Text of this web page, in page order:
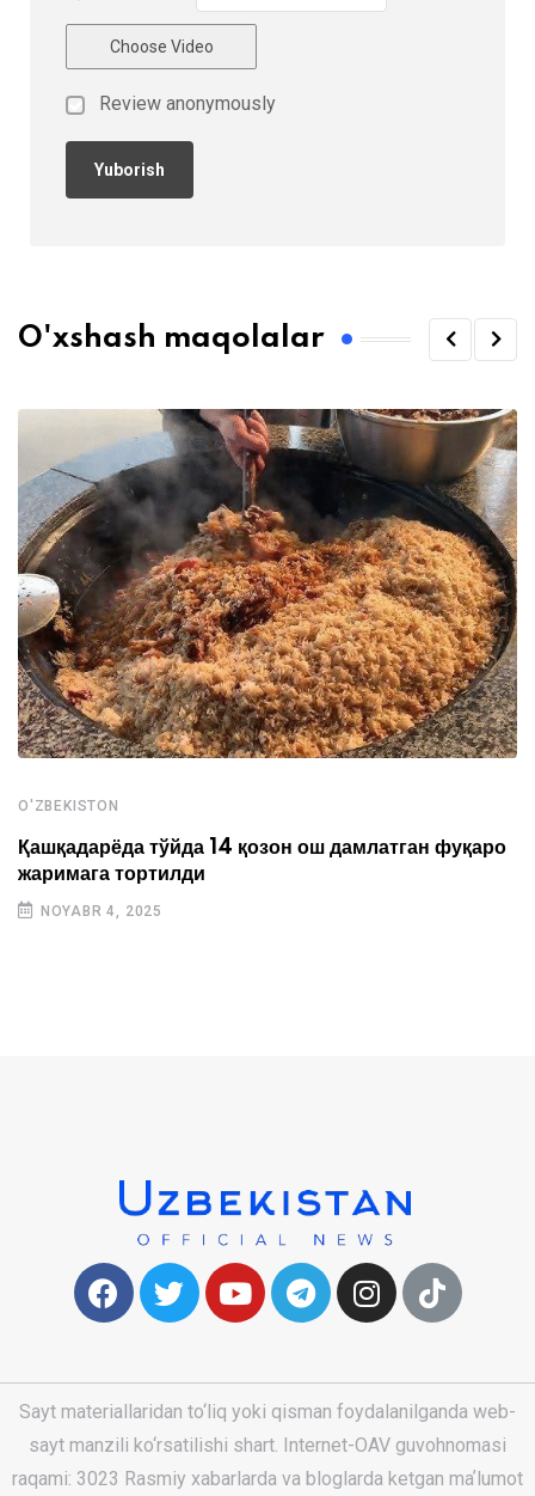
Choose Video
Review anonymously
O'xshash maqolalar
O'ZBEKISTON
Қашқадарёда тўйда 14 қозон ош дамлатган фуқаро
жаримага тортилди
NOYABR 4, 2025
Sayt materiallaridan to‘liq yoki qisman foydalanilganda web-
sayt manzili ko‘rsatilishi shart. Internet-OAV guvohnomasi
raqami: 3023 Rasmiy xabarlarda va bloglarda ketgan maʼlumot